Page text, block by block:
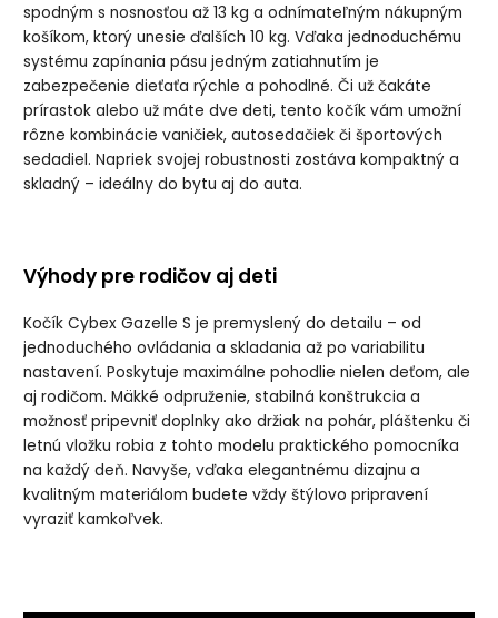
spodným s nosnosťou až 13 kg a odnímateľným nákupným
košíkom, ktorý unesie ďalších 10 kg. Vďaka jednoduchému
systému zapínania pásu jedným zatiahnutím je
zabezpečenie dieťaťa rýchle a pohodlné. Či už čakáte
prírastok alebo už máte dve deti, tento kočík vám umožní
rôzne kombinácie vaničiek, autosedačiek či športových
sedadiel. Napriek svojej robustnosti zostáva kompaktný a
skladný – ideálny do bytu aj do auta.
Výhody pre rodičov aj deti
Kočík Cybex Gazelle S je premyslený do detailu – od
jednoduchého ovládania a skladania až po variabilitu
nastavení. Poskytuje maximálne pohodlie nielen deťom, ale
aj rodičom. Mäkké odpruženie, stabilná konštrukcia a
možnosť pripevniť doplnky ako držiak na pohár, pláštenku či
letnú vložku robia z tohto modelu praktického pomocníka
na každý deň. Navyše, vďaka elegantnému dizajnu a
kvalitným materiálom budete vždy štýlovo pripravení
vyraziť kamkoľvek.